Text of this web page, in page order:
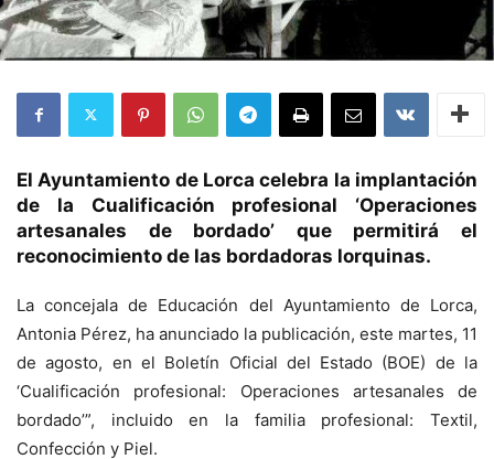
El Ayuntamiento de Lorca celebra la implantación
de la Cualificación profesional ‘Operaciones
artesanales de bordado’ que permitirá el
reconocimiento de las bordadoras lorquinas.
La concejala de Educación del Ayuntamiento de Lorca,
Antonia Pérez, ha anunciado la publicación, este martes, 11
de agosto, en el Boletín Oficial del Estado (BOE) de la
‘Cualificación profesional: Operaciones artesanales de
bordado’”, incluido en la familia profesional: Textil,
Confección y Piel.